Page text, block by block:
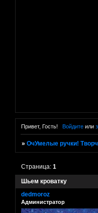
Привет, Гость! Войдитеили
»ОчУмелые ручки!
Шьем кроватку
Страница:1
dedmoroz
Администратор